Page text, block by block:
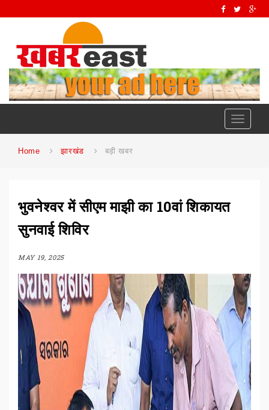
Toggle
Home झारखंड बड़ी खबर
भुवनेश्वर में सीएम माझी का 10वां शिकायत
सुनवाई शिविर
MAY 19, 2025